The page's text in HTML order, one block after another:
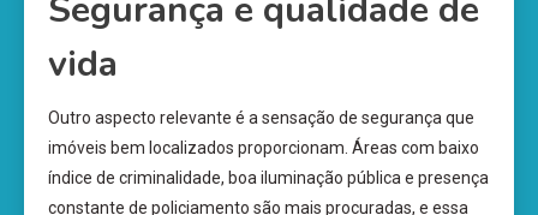
Segurança e qualidade de
vida
Outro aspecto relevante é a sensação de segurança que
imóveis bem localizados proporcionam. Áreas com baixo
índice de criminalidade, boa iluminação pública e presença
constante de policiamento são mais procuradas, e essa